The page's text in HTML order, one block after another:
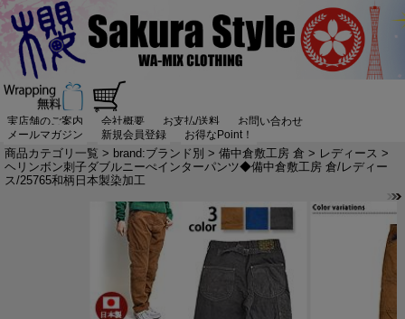
実店舗のご案内 会社概要 お支払/送料
お問い合わせ
メールマガジン
新規会員登録 お得なPoint！
商品カテゴリ一覧 > brand:ブランド別 > 備中倉敷工房 倉 > レディース >
ヘリンボン刺子ダブルニーぺインターパンツ◆備中倉敷工房 倉/レディー
ス/25765和柄日本製染加工